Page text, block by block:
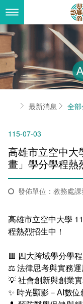
到
要
內最新消息
全部公告
教務公告
學系公告
行政公告
活動研習
招標徵才
新聞媒體專區
校園行事曆
報名系統
關於本校
空大簡介
立案證明
空大校史
空大有利的學習
組織架構
本校位置
空大校刊
資訊圖像化專區
校內分機(pdf)
影音資訊
行政單位
行政單位簡介
我們的校長
校長室
教務處註冊組
學習指導中心
輔導處
研發處
學術單位
學術單位簡介
通識教育中心
工商管理學系
大眾傳播學系
外國語文學系
文化藝術學系
主題網站
其他好站
國內外開放課程
校務資訊
招生資訊
校務系統
課程大綱
網路選課
校內系統
資訊服務線上報
消耗品申請
問卷調查
法令規章
首頁最新消息 全
115-07-03
高雄市立空中
畫」學分學程熱
發佈單位：教務處課
高雄市立空中大學
程熱烈招生中！
🟥 四大跨域學分學程
⚖️ 法律思考與實務運
💡 社會創新與創業
✨ 時光顯影－AI數